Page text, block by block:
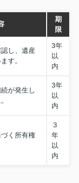
期
限
し、遺産
す。
3年
以
内
が発生し
3年
以
内
く所有権
３
年
以
内